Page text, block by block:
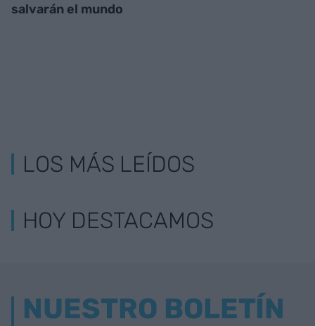
salvarán el mundo
LOS MÁS LEÍDOS
HOY DESTACAMOS
NUESTRO BOLETÍN